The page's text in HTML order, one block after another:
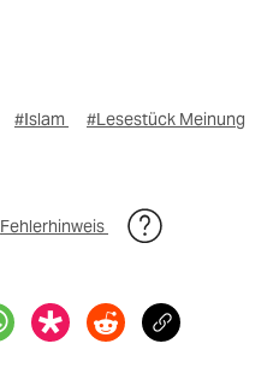
#Islam
#Lesestück Meinung
Fehlerhinweis